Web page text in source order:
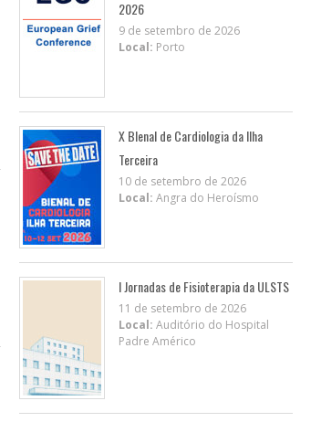
2026
9 de setembro de 2026
Local: Porto
X BIenal de Cardiologia da Ilha
Terceira
10 de setembro de 2026
Local: Angra do Heroísmo
I Jornadas de Fisioterapia da ULSTS
11 de setembro de 2026
Local: Auditório do Hospital
Padre Américo